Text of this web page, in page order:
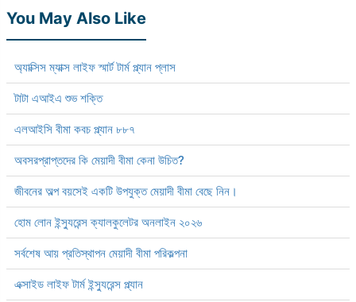
You May Also Like
অ্যাক্সিস ম্যাক্স লাইফ স্মার্ট টার্ম প্ল্যান প্লাস
টাটা এআইএ শুভ শক্তি
এলআইসি বীমা কবচ প্ল্যান ৮৮৭
অবসরপ্রাপ্তদের কি মেয়াদী বীমা কেনা উচিত?
জীবনের অল্প বয়সেই একটি উপযুক্ত মেয়াদী বীমা বেছে নিন।
হোম লোন ইন্স্যুরেন্স ক্যালকুলেটর অনলাইন ২০২৬
সর্বশেষ আয় প্রতিস্থাপন মেয়াদী বীমা পরিকল্পনা
এক্সাইড লাইফ টার্ম ইন্স্যুরেন্স প্ল্যান